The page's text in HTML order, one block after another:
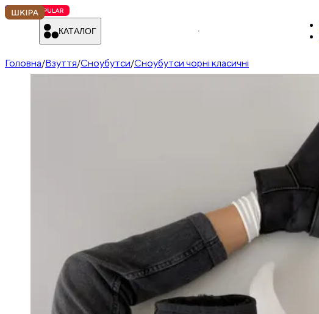
КАТАЛОГ
Головна/Взуття/Сноубутси/Сноубутси чорні класичні